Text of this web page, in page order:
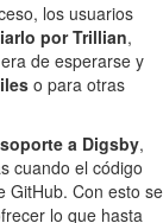
los usuarios
por Trillian,
de esperarse y
o para otras
a Digsby,
cuando el código
GitHub. Con esto se
lo que hasta